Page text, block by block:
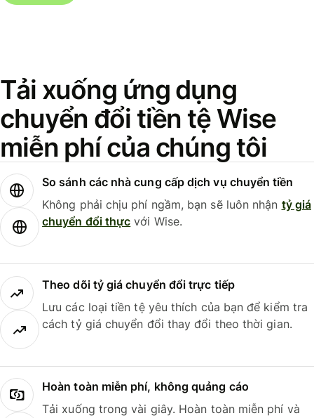
Tải xuống ứng dụng
chuyển đổi tiền tệ Wise
miễn phí của chúng tôi
So sánh các nhà cung cấp dịch vụ chuyển tiền
Không phải chịu phí ngầm, bạn sẽ luôn nhận tỷ giá
chuyển đổi thực với Wise.
Theo dõi tỷ giá chuyển đổi trực tiếp
Lưu các loại tiền tệ yêu thích của bạn để kiểm tra
cách tỷ giá chuyển đổi thay đổi theo thời gian.
Hoàn toàn miễn phí, không quảng cáo
Tải xuống trong vài giây. Hoàn toàn miễn phí và